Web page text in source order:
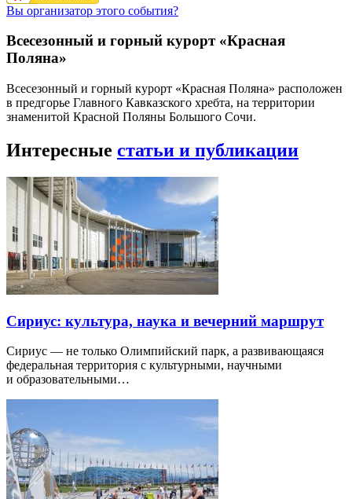
Вы организатор этого события?
Всесезонный и горный курорт «Красная
Поляна»
Всесезонный и горный курорт «Красная Поляна» расположен
в предгорье Главного Кавказского хребта, на территории
знаменитой Красной Поляны Большого Сочи.
Интересные статьи и публикации
Сириус: культура, наука и вечерний маршрут
Сириус — не только Олимпийский парк, а развивающаяся
федеральная территория с культурными, научными
и образовательными…